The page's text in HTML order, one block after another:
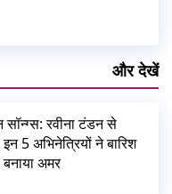
और देखें
सॉन्ग्स: रवीना टंडन से
5 अभिनेत्रियों ने बारिश
अमर